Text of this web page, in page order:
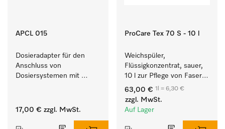
APCL 015
Dosieradapter für den
Anschluss von
Dosiersystemen mit
17,00 € zzgl. MwSt.
ProCare Tex 70 S - 10 l
Weichspüler,
Flüssigkonzentrat, sauer,
10 l zur Pflege von Fasern
für eine langfristige
Geschmeidigkeit der
Textilien.
63,00 € 1l = 6,30 €
zzgl. MwSt.
Auf Lager